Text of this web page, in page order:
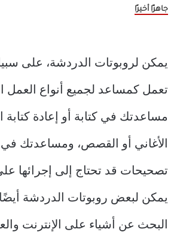
جاهزًا أخيرًا
يمكن لروبوتات الدردشة، على
تعمل كمساعد لجميع أنواع العمل
مساعدتك في كتابة أو إعادة كتابة
الأغاني أو القصص، ومساعدتك في
تصحيحات قد تحتاج إلى إجرائها
يمكن لبعض روبوتات الدردشة
البحث عن أشياء على الإنترنت